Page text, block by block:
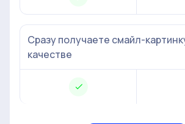
Сразу получаете смайл-
качестве